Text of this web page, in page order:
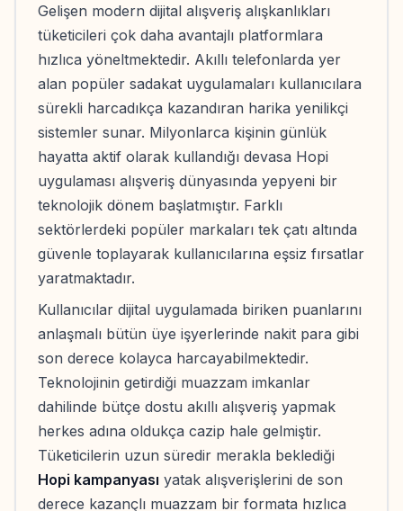
Gelişen modern dijital alışveriş alışkanlıkları
tüketicileri çok daha avantajlı platformlara
hızlıca yöneltmektedir. Akıllı telefonlarda yer
alan popüler sadakat uygulamaları kullanıcılara
sürekli harcadıkça kazandıran harika yenilikçi
sistemler sunar. Milyonlarca kişinin günlük
hayatta aktif olarak kullandığı devasa Hopi
uygulaması alışveriş dünyasında yepyeni bir
teknolojik dönem başlatmıştır. Farklı
sektörlerdeki popüler markaları tek çatı altında
güvenle toplayarak kullanıcılarına eşsiz fırsatlar
yaratmaktadır.
Kullanıcılar dijital uygulamada biriken puanlarını
anlaşmalı bütün üye işyerlerinde nakit para gibi
son derece kolayca harcayabilmektedir.
Teknolojinin getirdiği muazzam imkanlar
dahilinde bütçe dostu akıllı alışveriş yapmak
herkes adına oldukça cazip hale gelmiştir.
Tüketicilerin uzun süredir merakla beklediği
Hopi kampanyası yatak alışverişlerini de son
derece kazançlı muazzam bir formata hızlıca